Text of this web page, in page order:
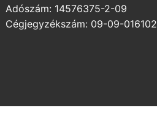
Adószám: 14576375-2-09
Cégjegyzékszám: 09-09-016102